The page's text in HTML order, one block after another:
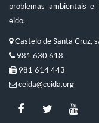
problemas ambientais
eido.
Castelo de Santa Cruz,
981 630 618
981 614 443
ceida@ceida.org